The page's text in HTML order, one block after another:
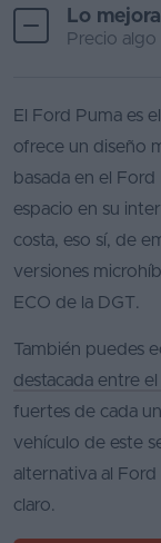
Lo
Precio
El Ford Puma es
ofrece un diseño
basada en el
espacio en su
costa, eso sí, de
versiones
ECO de la DGT.
También puedes
destacada entre
fuertes de cada
vehículo de este
alternativa al Ford
claro.